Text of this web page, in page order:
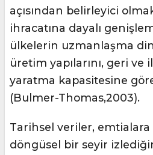
açısından belirleyici
ihracatına dayalı
ülkelerin uzmanlaşma
üretim yapılarını, geri ve
yaratma kapasitesine
(Bulmer-Thomas,2003).
Tarihsel veriler, emtialara
döngüsel bir seyir